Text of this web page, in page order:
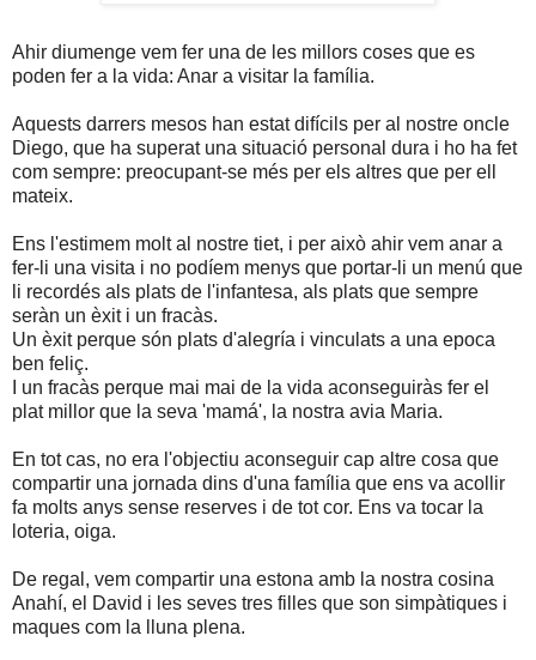
Ahir diumenge vem fer una de les millors coses que es
poden fer a la vida: Anar a visitar la família.
Aquests darrers mesos han estat difícils per al nostre oncle
Diego, que ha superat una situació personal dura i ho ha fet
com sempre: preocupant-se més per els altres que per ell
mateix.
Ens l'estimem molt al nostre tiet, i per això ahir vem anar a
fer-li una visita i no podíem menys que portar-li un menú que
li recordés als plats de l'infantesa, als plats que sempre
seràn un èxit i un fracàs.
Un èxit perque són plats d'alegría i vinculats a una epoca
ben feliç.
I un fracàs perque mai mai de la vida aconseguiràs fer el
plat millor que la seva 'mamá', la nostra avia Maria.
En tot cas, no era l'objectiu aconseguir cap altre cosa que
compartir una jornada dins d'una família que ens va acollir
fa molts anys sense reserves i de tot cor. Ens va tocar la
loteria, oiga.
De regal, vem compartir una estona amb la nostra cosina
Anahí, el David i les seves tres filles que son simpàtiques i
maques com la lluna plena.